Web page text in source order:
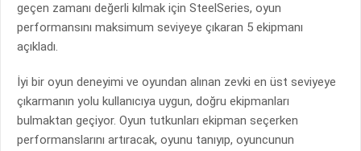
geçen zamanı değerli kılmak için SteelSeries, oyun
performansını maksimum seviyeye çıkaran 5 ekipmanı
açıkladı.
İyi bir oyun deneyimi ve oyundan alınan zevki en üst seviyeye
çıkarmanın yolu kullanıcıya uygun, doğru ekipmanları
bulmaktan geçiyor. Oyun tutkunları ekipman seçerken
performanslarını artıracak, oyunu tanıyıp, oyuncunun